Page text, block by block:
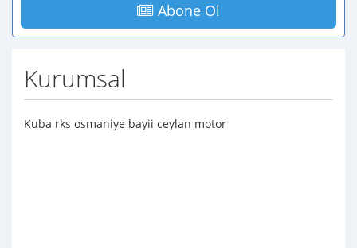
Abone Ol
Kurumsal
Kuba rks osmaniye bayii ceylan motor